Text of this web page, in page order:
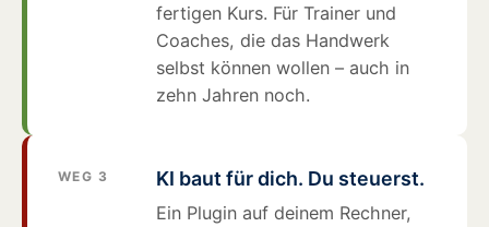
fertigen Kurs. Für Trainer und
Coaches, die das Handwerk
selbst können wollen – auch in
zehn Jahren noch.
WEG 3 KI baut für dich. Du steuerst.
Ein Plugin auf deinem Rechner,